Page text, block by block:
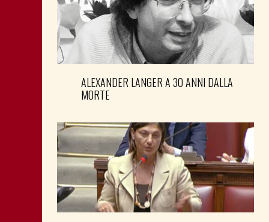
ALEXANDER LANGER A 30 ANNI DALLA
MORTE